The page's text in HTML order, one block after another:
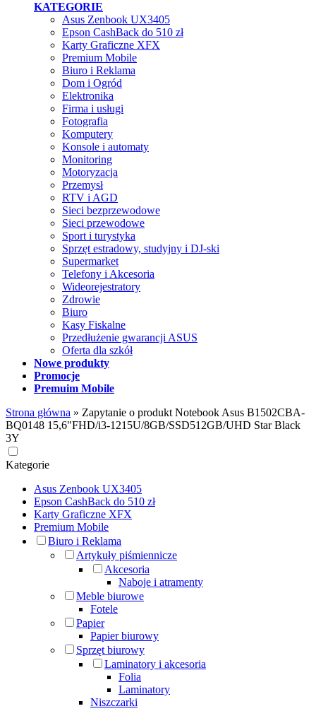
KATEGORIE
Asus Zenbook UX3405
Epson CashBack do 510 zł
Karty Graficzne XFX
Premium Mobile
Biuro i Reklama
Dom i Ogród
Elektronika
Firma i usługi
Fotografia
Komputery
Konsole i automaty
Monitoring
Motoryzacja
Przemysł
RTV i AGD
Sieci bezprzewodowe
Sieci przewodowe
Sport i turystyka
Sprzęt estradowy, studyjny i DJ-ski
Supermarket
Telefony i Akcesoria
Wideorejestratory
Zdrowie
Biuro
Kasy Fiskalne
Przedłużenie gwarancji ASUS
Oferta dla szkół
Nowe produkty
Promocje
Premuim Mobile
Strona główna » Zapytanie o produkt Notebook Asus B1502CBA-
BQ0148 15,6"FHD/i3-1215U/8GB/SSD512GB/UHD Star Black
3Y
Kategorie
Asus Zenbook UX3405
Epson CashBack do 510 zł
Karty Graficzne XFX
Premium Mobile
Biuro i Reklama
Artykuły piśmiennicze
Akcesoria
Naboje i atramenty
Meble biurowe
Fotele
Papier
Papier biurowy
Sprzęt biurowy
Laminatory i akcesoria
Folia
Laminatory
Niszczarki